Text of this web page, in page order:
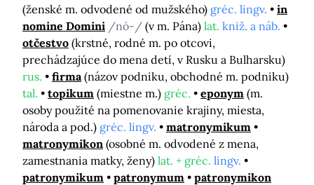
(ženské m. odvodené od mužského) gréc. lingv.
in
nomine Domini /nó-/ (v m. Pána) lat. kniž. a náb.
otčestvo (krstné, rodné m. po otcovi,
prechádzajúce do mena detí, v Rusku a Bulharsku)
rus.
firma (názov podniku, obchodné m. podniku)
tal.
topikum (miestne m.) gréc. eponym (m.
osoby použité na pomenovanie krajiny, miesta,
národa a pod.) gréc. lingv.
matronymikum
matronymikon (osobné m. odvodené z mena,
zamestnania matky, ženy) lat. + gréc. lingv.
patronymikum
patronymum
patronymikon